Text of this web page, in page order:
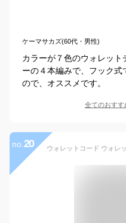
ケーマサカズ(60代・男性)
カラーが７色のウォレッ
ーの４本編みで、フック
ので、オススメです。
全てのおすす
no. 20